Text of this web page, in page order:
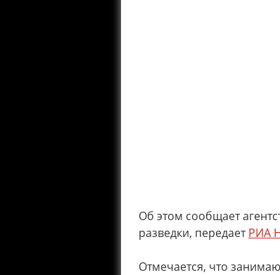
Об этом сообщает
разведки, передаетРИА
Отмечается, что